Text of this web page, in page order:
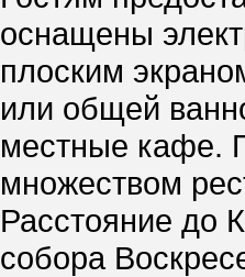
оснащены
плоским
или общей
местные кафе.
множеством
Расстояние до
собора